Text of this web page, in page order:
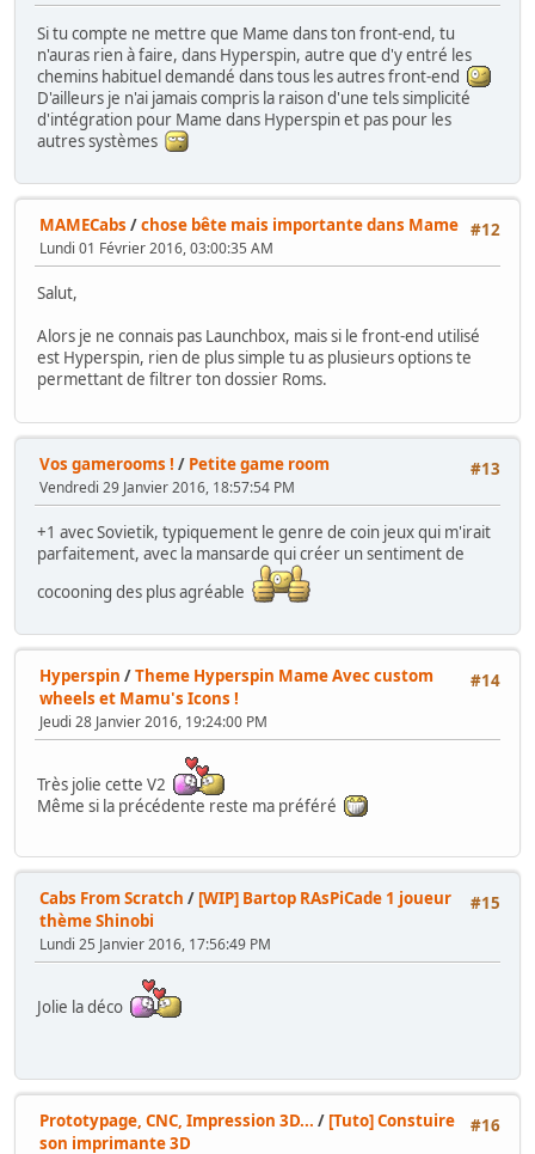
Si tu compte ne mettre que Mame dans ton front-end, tu
n'auras rien à faire, dans Hyperspin, autre que d'y entré les
chemins habituel demandé dans tous les autres front-end
D'ailleurs je n'ai jamais compris la raison d'une tels simplicité
d'intégration pour Mame dans Hyperspin et pas pour les
autres systèmes
#12
MAMECabs /chose bête mais importante dans Mame
Lundi 01 Février 2016, 03:00:35 AM
Salut,
Alors je ne connais pas Launchbox, mais si le front-end utilisé
est Hyperspin, rien de plus simple tu as plusieurs options te
permettant de filtrer ton dossier Roms.
#13
Vos gamerooms ! / Petite game room
Vendredi 29 Janvier 2016, 18:57:54 PM
+1 avec Sovietik, typiquement le genre de coin jeux qui m'irait
parfaitement, avec la mansarde qui créer un sentiment de
cocooning des plus agréable
#14
Hyperspin /Theme Hyperspin Mame Avec custom
wheels et Mamu's Icons !
Jeudi 28 Janvier 2016, 19:24:00 PM
Très jolie cette V2
Même si la précédente reste ma préféré
#15
Cabs From Scratch / [WIP] Bartop RAsPiCade 1 joueur
thème Shinobi
Lundi 25 Janvier 2016, 17:56:49 PM
Jolie la déco
#16
Prototypage, CNC, Impression 3D... / [Tuto] Constuire
son imprimante 3D